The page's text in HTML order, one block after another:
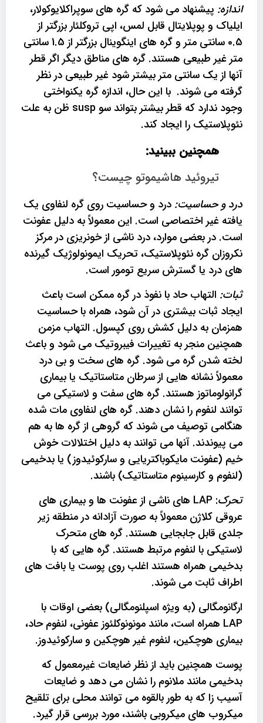
اندازه: پیشنهاد می شود که گره های سوپراکلایوکولار،
ایلیاک و پوپلایتال قابل لمس، اپی تروکلئار بزرگتر از
0.5 سانتی متر و گره های اینگوینال بزرگتر از 1.5 سانتی
متر غیر طبیعی هستند. گره های مناطق دیگر اگر قطر
آنها از یک سانتی متر بیشتر شود غیر طبیعی در نظر
گرفته می شوند. با این حال، اندازه گره یکنواختی
وجود ندارد که قطر بیشتر بتواند سو susp ظن به علت
نئوپلاستیک را ایجاد کند.
همچنین ببینید:
تیروئید هاشیموتو چیست؟
درد و حساسیت: درد و حساسیت روی گره لنفاوی یک
یافته غیر اختصاصی است. این معمولاً به دلیل عفونت
است. در بعضی موارد، درد ناشی از خونریزی در مرکز
نکروزان گره نئوپلاستیک، تحریک ایمونولوژیک گیرنده
های درد یا گسترش سریع تومور است.
ثبات: التهاب حاد با نفوذ در گره ممکن است باعث
ایجاد ثبات بیشتری در آن شود، همراه با حساسیت
همزمان به دلیل کشش روی کپسول. التهاب مزمن
همچنین منجر به تغییرات فیبروتیک می شود و باعث
لخته شدن گره می شود. گره های سخت و بی درد
معمولاً نشانه هایی از سرطان متاستاتیک یا بیماری
گرانولوماتوز هستند. گره های سفت و لاستیکی می
توانند لنفوم را نشان دهند. گره های لنفاوی مات شده
هنگامی توصیف می شوند که گروهی از گره ها به هم
می پیوندند. آنها می توانند به دلیل اختلالات خوش
خیم (عفونت مایکوباکتریایی و سارکوئیدوز) یا بدخیمی
(لنفوم و کارسینوم متاستاتیک) باشند.
تحرک
: LAP های ناشی از عفونت ها و بیماری های
عروقی کلاژن معمولاً به صورت آزادانه در منطقه زیر
جلدی قابل جابجایی هستند. گره های متحرک
لاستیکی با لنفوم مرتبط هستند. گره هایی که با
بدخیمی همراه هستند اغلب روی پوست یا بافت های
اطراف ثابت می شوند.
ارگانومگالی (به ویژه اسپلنومگالی) بعضی اوقات با
LAP همراه است، مانند مونونوکلئوز عفونی، لنفوم حاد،
بیماری هوچکین، لنفوم غیر هوچکین و سارکوئیدوز.
پوست همچنین باید از نظر ضایعات غیرمعمول که
بدخیمی مانند ملانوم را نشان می دهد و ضایعات
آسیب زا که به طور بالقوه می توانند محلی برای تلقیح
میکروب های میکروبی باشند، مورد بررسی قرار گیرد.